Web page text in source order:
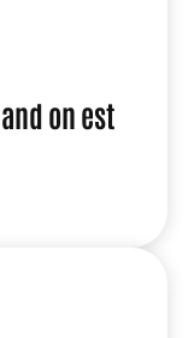
on est